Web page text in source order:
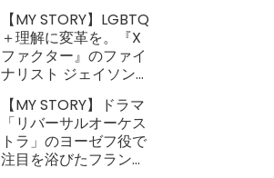
【MY STORY】LGBTQ
＋理解に変革を。『X
ファクター』のファイ
ナリスト ジェイソン・
【MY STORY】ドラマ
「リバーサルオーケス
トラ」のヨーゼフ役で
注目を浴びたフランス